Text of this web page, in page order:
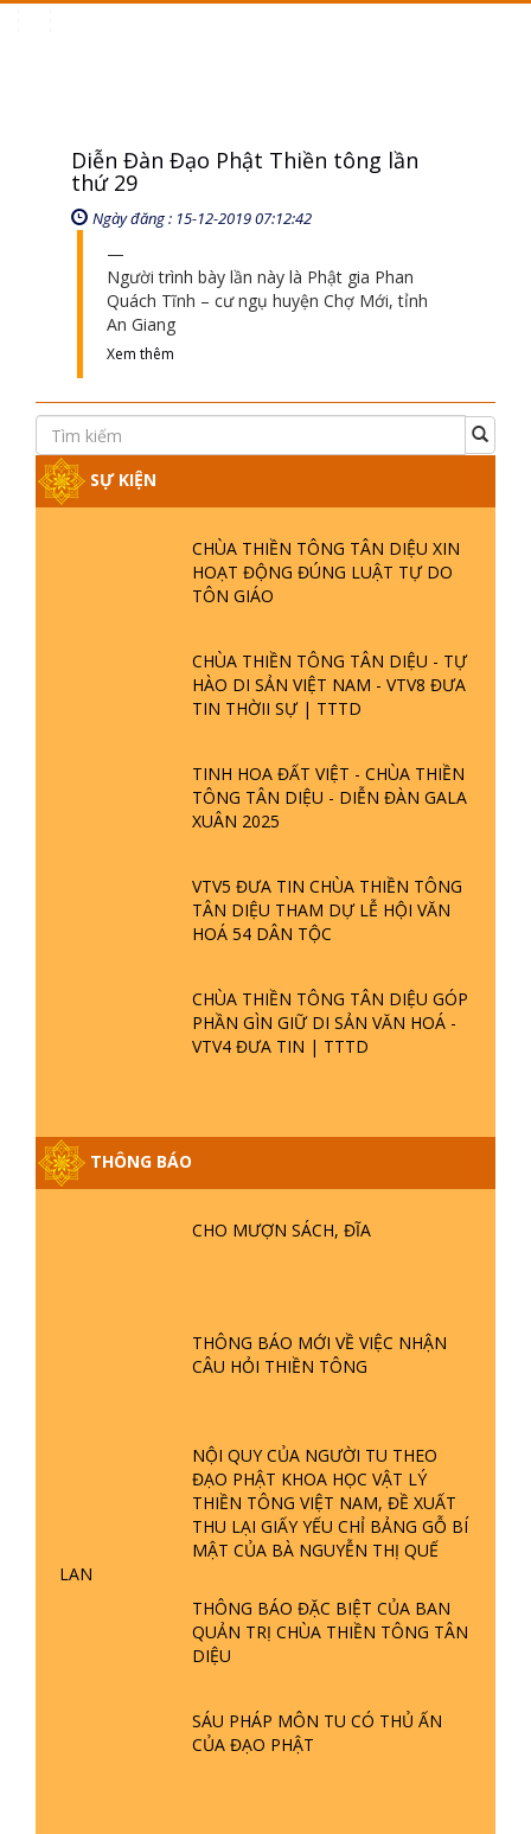
Diễn Đàn Đạo Phật Thiền tông lần
thứ 29
Ngày đăng : 15-12-2019 07:12:42
Người trình bày lần này là Phật gia Phan
Quách Tĩnh – cư ngụ huyện Chợ Mới, tỉnh
An Giang
Xem thêm
SỰ KIỆN
CHÙA THIỀN TÔNG TÂN DIỆU XIN
HOẠT ĐỘNG ĐÚNG LUẬT TỰ DO
TÔN GIÁO
CHÙA THIỀN TÔNG TÂN DIỆU - TỰ
HÀO DI SẢN VIỆT NAM - VTV8 ĐƯA
TIN THỜII SỰ | TTTD
TINH HOA ĐẤT VIỆT - CHÙA THIỀN
TÔNG TÂN DIỆU - DIỄN ĐÀN GALA
XUÂN 2025
VTV5 ĐƯA TIN CHÙA THIỀN TÔNG
TÂN DIỆU THAM DỰ LỄ HỘI VĂN
HOÁ 54 DÂN TỘC
CHÙA THIỀN TÔNG TÂN DIỆU GÓP
PHẦN GÌN GIỮ DI SẢN VĂN HOÁ -
VTV4 ĐƯA TIN | TTTD
THÔNG BÁO
CHO MƯỢN SÁCH, ĐĨA
THÔNG BÁO MỚI VỀ VIỆC NHẬN
CÂU HỎI THIỀN TÔNG
NỘI QUY CỦA NGƯỜI TU THEO
ĐẠO PHẬT KHOA HỌC VẬT LÝ
THIỀN TÔNG VIỆT NAM, ĐỀ XUẤT
THU LẠI GIẤY YẾU CHỈ BẢNG GỖ BÍ
MẬT CỦA BÀ NGUYỄN THỊ QUẾ
LAN
THÔNG BÁO ĐẶC BIỆT CỦA BAN
QUẢN TRỊ CHÙA THIỀN TÔNG TÂN
DIỆU
SÁU PHÁP MÔN TU CÓ THỦ ẤN
CỦA ĐẠO PHẬT
NĂM PHẬT KHÔNG NÓI? HỘI LONG
ĐƯỢC HÌNH THÀNH NHƯ THẾ NÀO?
PHẬT GIỚI CÓ THỜI GIAN KHÔNG? |
ĐÀNG Ở ĐÂU? ĐỊA NGỤC Ở ĐÂU?
ĐỨC CHÚA TRỜI LÀ AI? QUỶ SA
TĂNG? | TTTD
GIẢI ĐÁP THIỀN TÔNG ĐẶC BIỆT P22
- LŨ LỤT - HỎA HOẠN | TTTD
GIẢI ĐÁP THIỀN TÔNG ĐẶC BIỆT P21
BƯỚC TRÊN HOA SEN ? | TTTD